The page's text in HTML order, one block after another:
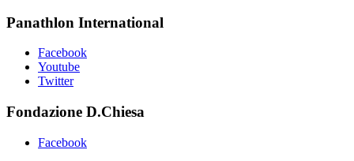
Panathlon International
Facebook
Youtube
Twitter
Fondazione D.Chiesa
Facebook